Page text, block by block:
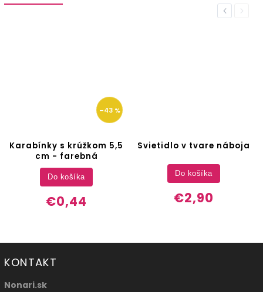
Previous
–43 %
Karabínky s krúžkom 5,5
cm - farebná
€0,44
Do košíka
Svietidlo v tvare náboja
€2,90
Do košíka
Next
KONTAKT
Nonari.sk